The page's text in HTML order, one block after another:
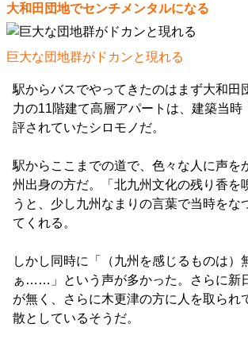
大和田団地でセンチメンタルになる
巨大な団地群がドカンと現れる
駅からバスでやってきたのはまず大和田
力の11階建て高層アパートは、建築当時
評されていたシロモノだ。
駅からここまでの道で、色々な人に声を
州出身の方だ。「北九州文化の残り香を
うと、少し九州なまりの言葉で当時をな
てくれる。
しかし同時に「（九州を感じるものは）
ぁ……」という声が多かった。さらに新
が無く、さらに木更津の方に人を取られ
散としているそうだ。